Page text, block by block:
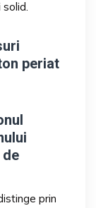
periat
prin